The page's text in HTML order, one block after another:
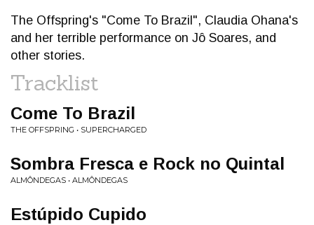
The Offspring's "Come To Brazil", Claudia Ohana's
and her terrible performance on Jô Soares, and
other stories.
Tracklist
Come To Brazil
THE OFFSPRING • SUPERCHARGED
Sombra Fresca e Rock no Quintal
ALMÔNDEGAS • ALMÔNDEGAS
Estúpido Cupido